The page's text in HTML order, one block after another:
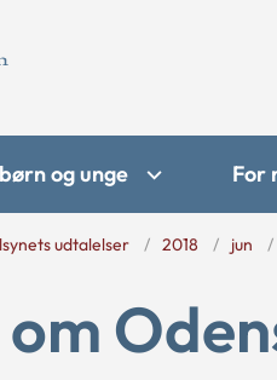
og unge For
udtalelser 2018 jun